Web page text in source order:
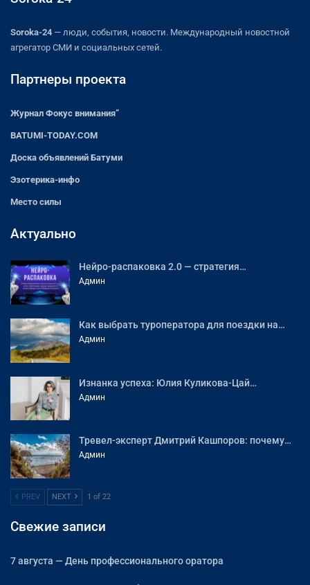
Soroka-24 — люди, события, новости. Международный новостной
агрегатор СМИ и социальных сетей.
Партнеры проекта
Журнал Фокус внимания”
BATUMI-TODAY.COM
Доска объявлений Батуми
Эзотерика-инфо
Место силы
Актуально
Нейро-распаковка 2.0 — стратегия…
Админ
Как выбрать туроператора для поездки на…
Админ
Изнанка успеха: Юлия Куликова-Цай…
Админ
Тревел-эксперт Дмитрий Кашпоров: почему…
Админ
PREV NEXT 1 of 22
Свежие записи
7 августа — День профессионального оратора